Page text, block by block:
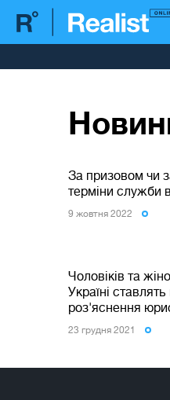
За призовом чи
терміни служби в
9 жовтня 2022
Чоловіків та
Україні
роз'яснення
23 грудня 2021